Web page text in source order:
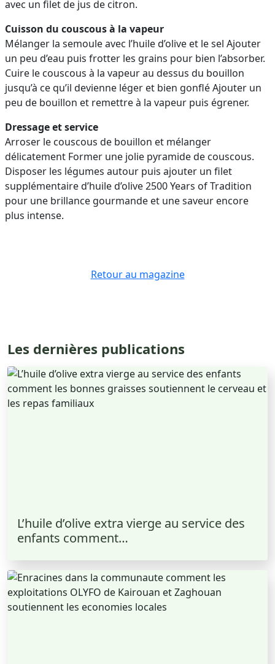
avec un filet de jus de citron.
Cuisson du couscous à la vapeur
Mélanger la semoule avec l’huile d’olive et le sel Ajouter
un peu d’eau puis frotter les grains pour bien l’absorber.
Cuire le couscous à la vapeur au dessus du bouillon
jusqu’à ce qu’il devienne léger et bien gonflé Ajouter un
peu de bouillon et remettre à la vapeur puis égrener.
Dressage et service
Arroser le couscous de bouillon et mélanger
délicatement Former une jolie pyramide de couscous.
Disposer les légumes autour puis ajouter un filet
supplémentaire d’huile d’olive 2500 Years of Tradition
pour une brillance gourmande et une saveur encore
plus intense.
Retour au magazine
Les dernières publications
L’huile d’olive extra vierge au service des
enfants comment…